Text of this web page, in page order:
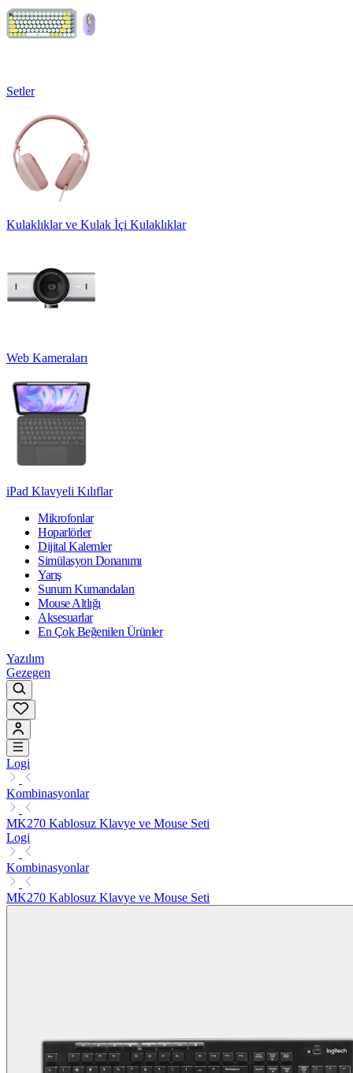
Setler
Kulaklıklar ve Kulak İçi Kulaklıklar
Web Kameraları
iPad Klavyeli Kılıflar
Mikrofonlar
Hoparlörler
Dijital Kalemler
Simülasyon Donanımı
Yarış
Sunum Kumandaları
Mouse Altlığı
Aksesuarlar
En Çok Beğenilen Ürünler
Yazılım
Gezegen
Logi
Kombinasyonlar
MK270 Kablosuz Klavye ve Mouse Seti
Logi
Kombinasyonlar
MK270 Kablosuz Klavye ve Mouse Seti